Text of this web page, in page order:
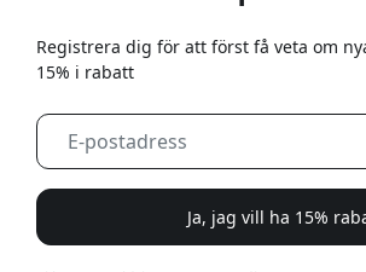
Leverans 10-12 augusti
30 dagars returrätt
Enkel retur - inget krångel
Registrera dig för att först få veta om
15% i rabatt
Ja, jag vill ha 15%